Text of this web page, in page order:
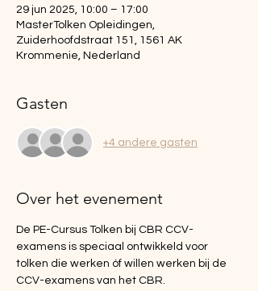
29 jun 2025, 10:00 – 17:00
MasterTolken Opleidingen,
Zuiderhoofdstraat 151, 1561 AK
Krommenie, Nederland
Gasten
+4 andere gasten
Over het evenement
De PE-Cursus Tolken bij CBR CCV-
examens is speciaal ontwikkeld voor
tolken die werken óf willen werken bij de
CCV-examens van het CBR.